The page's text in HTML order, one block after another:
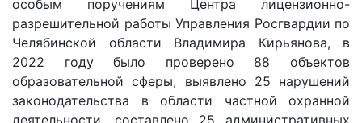
особым поручениям Центра лицензионно-
разрешительной работы Управления Росгвардии по
Челябинской области Владимира Кирьянова, в
2022 году было проверено 88 объектов
образовательной сферы, выявлено 25 нарушений
законодательства в области частной охранной
деятельности, составлено 25 административных